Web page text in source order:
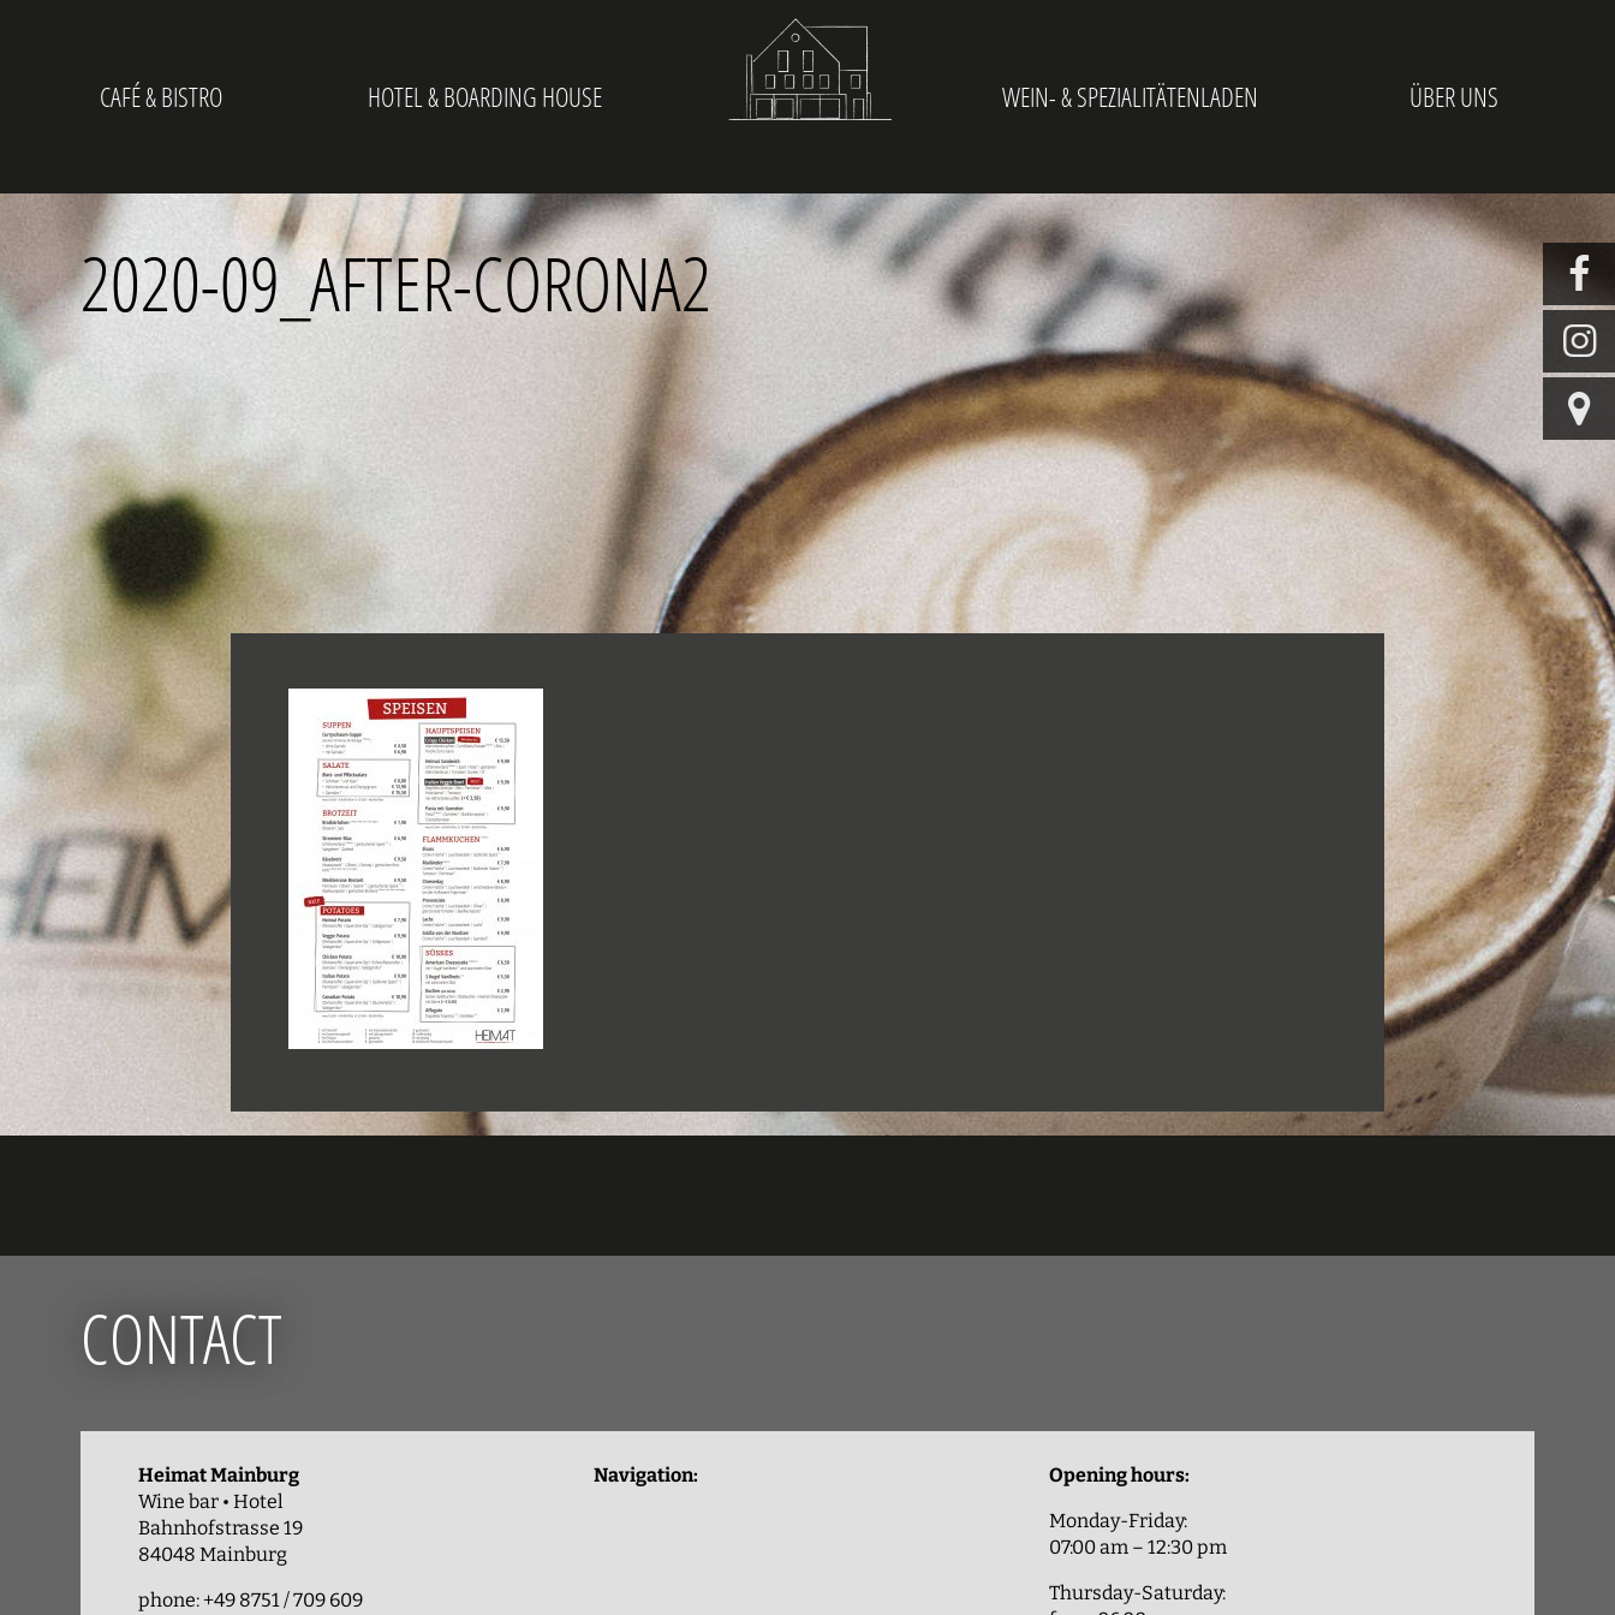
CAFÉ & BISTRO HOTEL & BOARDING HOUSE WEIN- & SPEZIALITÄTENLADEN ÜBER UNS
2020-09_AFTER-CORONA2
CONTACT
Heimat Mainburg
Wine bar • Hotel
Bahnhofstrasse 19
84048 Mainburg
phone: +49 8751 / 709 609
Navigation:
Opening hours:
Monday-Friday:
07:00 am – 12:30 pm
Thursday-Saturday:


